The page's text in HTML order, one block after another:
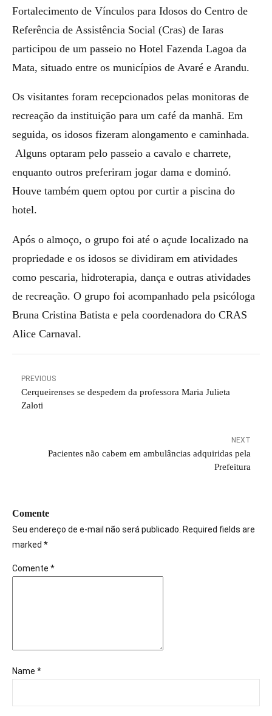
Fortalecimento de Vínculos para Idosos do Centro de
Referência de Assistência Social (Cras) de Iaras
participou de um passeio no Hotel Fazenda Lagoa da
Mata, situado entre os municípios de Avaré e Arandu.
Os visitantes foram recepcionados pelas monitoras de
recreação da instituição para um café da manhã. Em
seguida, os idosos fizeram alongamento e caminhada.
Alguns optaram pelo passeio a cavalo e charrete,
enquanto outros preferiram jogar dama e dominó.
Houve também quem optou por curtir a piscina do
hotel.
Após o almoço, o grupo foi até o açude localizado na
propriedade e os idosos se dividiram em atividades
como pescaria, hidroterapia, dança e outras atividades
de recreação. O grupo foi acompanhado pela psicóloga
Bruna Cristina Batista e pela coordenadora do CRAS
Alice Carnaval.
PREVIOUS
Cerqueirenses se despedem da professora Maria Julieta
Zaloti
NEXT
Pacientes não cabem em ambulâncias adquiridas pela
Prefeitura
Comente
Seu endereço de e-mail não será publicado. Required fields are
marked *
Comente *
Name *